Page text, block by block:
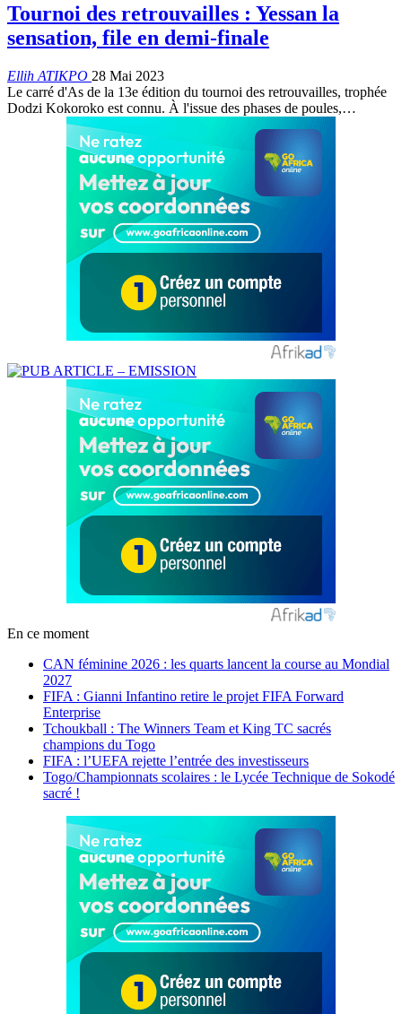
Tournoi des retrouvailles : Yessan la
sensation, file en demi-finale
Ellih ATIKPO 28 Mai 2023
Le carré d'As de la 13e édition du tournoi des retrouvailles, trophée
Dodzi Kokoroko est connu. À l'issue des phases de poules,…
En ce moment
CAN féminine 2026 : les quarts lancent la course au Mondial
2027
FIFA : Gianni Infantino retire le projet FIFA Forward
Enterprise
Tchoukball : The Winners Team et King TC sacrés
champions du Togo
FIFA : l’UEFA rejette l’entrée des investisseurs
Togo/Championnats scolaires : le Lycée Technique de Sokodé
sacré !